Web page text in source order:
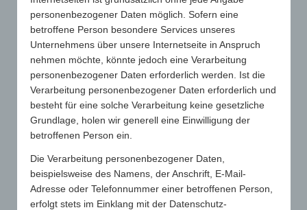
in der jeweiligen Landessprache, in die das Produkt
verantwortlich vertrieben wird, mitzuliefern.
Diese Zusammenfassung der branchenrelevanten Gesetze und
Verordnungen stellt eine allgemeine, unverbindliche
Information dar. Die Inhalte spiegeln die Auffassung der
Verfasser zum Zeitpunkt der Veröffentlichung wider. Die
Zusammenstellung wurde mit größtmöglicher Sorgfalt erstellt,
dennoch besteht kein Anspruch auf sachliche Richtigkeit,
Vollständigkeit und/oder Aktualität. Insbesondere kann die
Einzelfalles Rechnung tragen. Eine Verwendung liegt daher in
der eigenen Verantwortung des Lesers. Jegliche Haftung wird
ausgeschlossen.
personenbezogener Daten möglich. Sofern eine
betroffene Person besondere Services unseres
Unternehmens über unsere Internetseite in Anspruch
nehmen möchte, könnte jedoch eine Verarbeitung
personenbezogener Daten erforderlich werden. Ist die
Verarbeitung personenbezogener Daten erforderlich und
besteht für eine solche Verarbeitung keine gesetzliche
Grundlage, holen wir generell eine Einwilligung der
betroffenen Person ein.
Die Verarbeitung personenbezogener Daten,
beispielsweise des Namens, der Anschrift, E-Mail-
Adresse oder Telefonnummer einer betroffenen Person,
erfolgt stets im Einklang mit der Datenschutz-